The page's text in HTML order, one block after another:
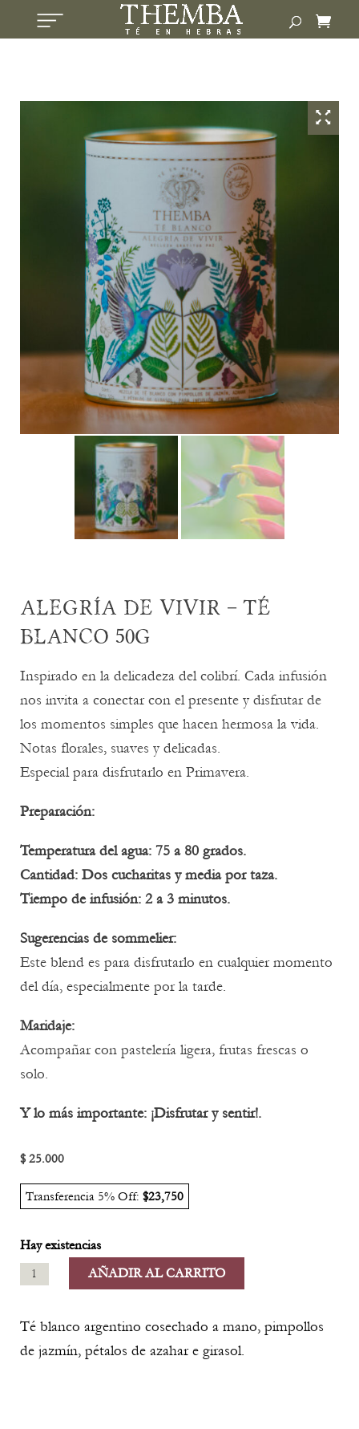
ALEGRÍA DE VIVIR – TÉ
BLANCO 50G
Inspirado en la delicadeza del colibrí. Cada infusión
nos invita a conectar con el presente y disfrutar de
los momentos simples que hacen hermosa la vida.
Notas florales, suaves y delicadas.
Especial para disfrutarlo en Primavera.
Preparación:
Temperatura del agua: 75 a 80 grados.
Cantidad: Dos cucharitas y media por taza.
Tiempo de infusión: 2 a 3 minutos.
Sugerencias de sommelier:
Este blend es para disfrutarlo en cualquier momento
del día, especialmente por la tarde.
Maridaje:
Acompañar con pastelería ligera, frutas frescas o
solo.
Y lo más importante: ¡Disfrutar y sentir!.
$25.000
Transferencia 5% Off: $23,750
Hay existencias
ALEGRÍA
VIVIR
AÑADIR AL CARRITO
Té blanco argentino cosechado a mano, pimpollos
de jazmín, pétalos de azahar e girasol.